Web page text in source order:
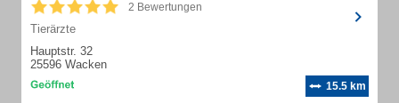
2 Bewertungen
Tierärzte
Hauptstr. 32
25596 Wacken
15.5 km